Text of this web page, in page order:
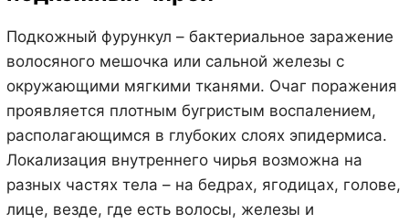
Подкожный фурункул – бактериальное заражение
волосяного мешочка или сальной железы с
окружающими мягкими тканями. Очаг поражения
проявляется плотным бугристым воспалением,
располагающимся в глубоких слоях эпидермиса.
Локализация внутреннего чирья возможна на
разных частях тела – на бедрах, ягодицах, голове,
лице, везде, где есть волосы, железы и